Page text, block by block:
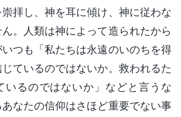
拝し、神を耳に傾け、神に従わな
。人類は神によって造られたから
つも「私たちは永遠のいのちを得
ているのではないか。救われるた
いるのではないか」などと言うな
なたの信仰はさほど重要でない事